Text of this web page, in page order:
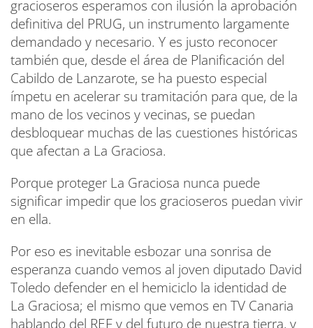
gracioseros esperamos con ilusión la aprobación
definitiva del PRUG, un instrumento largamente
demandado y necesario. Y es justo reconocer
también que, desde el área de Planificación del
Cabildo de Lanzarote, se ha puesto especial
ímpetu en acelerar su tramitación para que, de la
mano de los vecinos y vecinas, se puedan
desbloquear muchas de las cuestiones históricas
que afectan a La Graciosa.
Porque proteger La Graciosa nunca puede
significar impedir que los gracioseros puedan vivir
en ella.
Por eso es inevitable esbozar una sonrisa de
esperanza cuando vemos al joven diputado David
Toledo defender en el hemiciclo la identidad de
La Graciosa; el mismo que vemos en TV Canaria
hablando del REF y del futuro de nuestra tierra, y